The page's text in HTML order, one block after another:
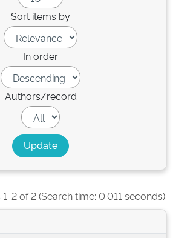
Sort items by
In order
Authors/record
1-2 of 2 (Search time: 0.011 seconds).